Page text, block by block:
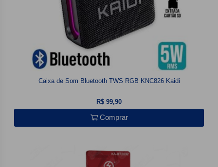
Caixa de Som Bluetooth TWS RGB KNC826 Kaidi
R$ 99,90
Comprar